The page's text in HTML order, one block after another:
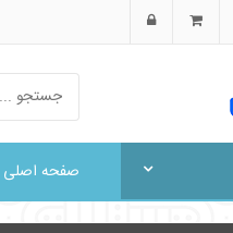
صفحه اصلی